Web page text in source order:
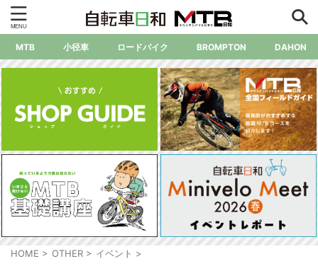
MTB 小径車 ロードバイク BROMPTON DAHON
HOME > OTHER > イベント >